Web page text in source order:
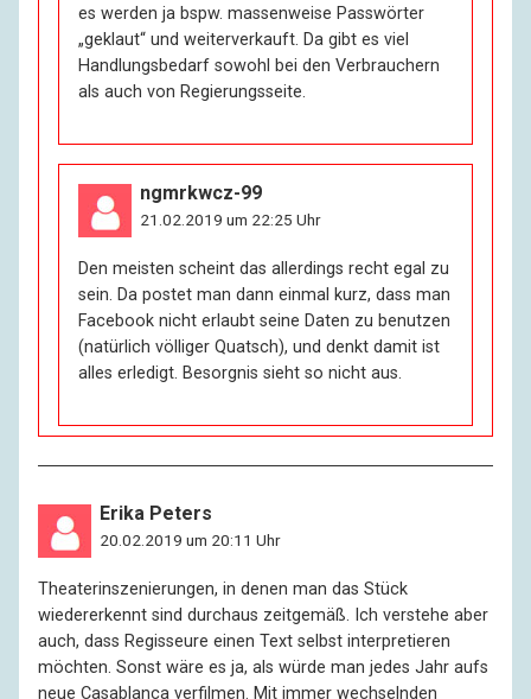
es werden ja bspw. massenweise Passwörter
„geklaut“ und weiterverkauft. Da gibt es viel
Handlungsbedarf sowohl bei den Verbrauchern
als auch von Regierungsseite.
ngmrkwcz-99
21.02.2019 um 22:25 Uhr
Den meisten scheint das allerdings recht egal zu
sein. Da postet man dann einmal kurz, dass man
Facebook nicht erlaubt seine Daten zu benutzen
(natürlich völliger Quatsch), und denkt damit ist
alles erledigt. Besorgnis sieht so nicht aus.
Erika Peters
20.02.2019 um 20:11 Uhr
Theaterinszenierungen, in denen man das Stück
wiedererkennt sind durchaus zeitgemäß. Ich verstehe aber
auch, dass Regisseure einen Text selbst interpretieren
möchten. Sonst wäre es ja, als würde man jedes Jahr aufs
neue Casablanca verfilmen. Mit immer wechselnden